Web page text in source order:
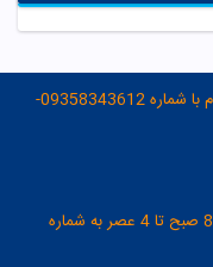
مشاوره رایگان بصورت چت در واتساپ و تلگرام با شماره 09358343612-
تماس تلفنی در روزهای شنبه تا پنج شنبه از 8 صبح تا 4 عصر به شماره